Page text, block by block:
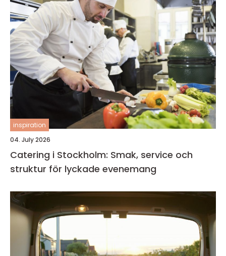
inspiration
04. July 2026
Catering i Stockholm: Smak, service och
struktur för lyckade evenemang